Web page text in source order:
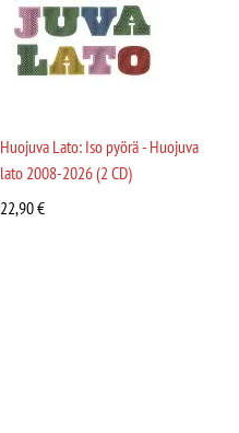
Huojuva Lato: Iso pyörä - Huojuva
lato 2008-2026 (2 CD)
22,90€